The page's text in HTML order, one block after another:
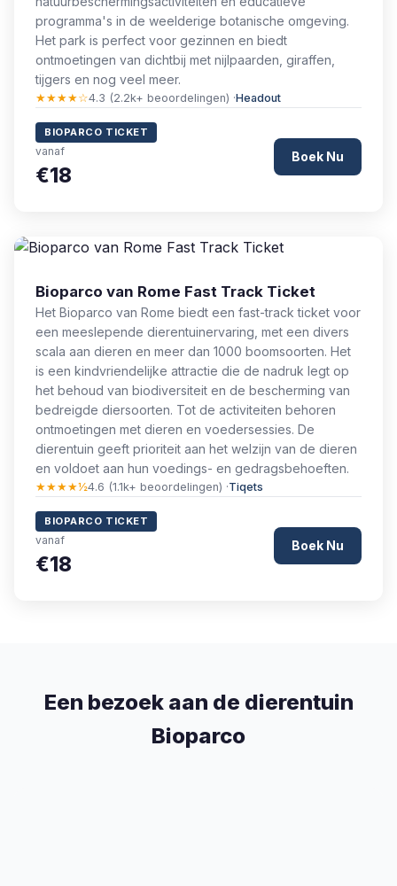
programma's in de weelderige botanische omgeving.
Het park is perfect voor gezinnen en biedt
ontmoetingen van dichtbij met nijlpaarden, giraffen,
tijgers en nog veel meer.
★★★★☆4.3 (2.2k+ beoordelingen) ·Headout
BIOPARCO TICKET
vanaf
€18
Boek Nu
Bioparco van Rome Fast Track Ticket
Het Bioparco van Rome biedt een fast-track ticket voor
een meeslepende dierentuinervaring, met een divers
scala aan dieren en meer dan 1000 boomsoorten. Het
is een kindvriendelijke attractie die de nadruk legt op
het behoud van biodiversiteit en de bescherming van
bedreigde diersoorten. Tot de activiteiten behoren
ontmoetingen met dieren en voedersessies. De
dierentuin geeft prioriteit aan het welzijn van de dieren
en voldoet aan hun voedings- en gedragsbehoeften.
★★★★½4.6 (1.1k+ beoordelingen) ·Tiqets
BIOPARCO TICKET
vanaf
€18
Boek Nu
Een bezoek aan de dierentuin
Bioparco